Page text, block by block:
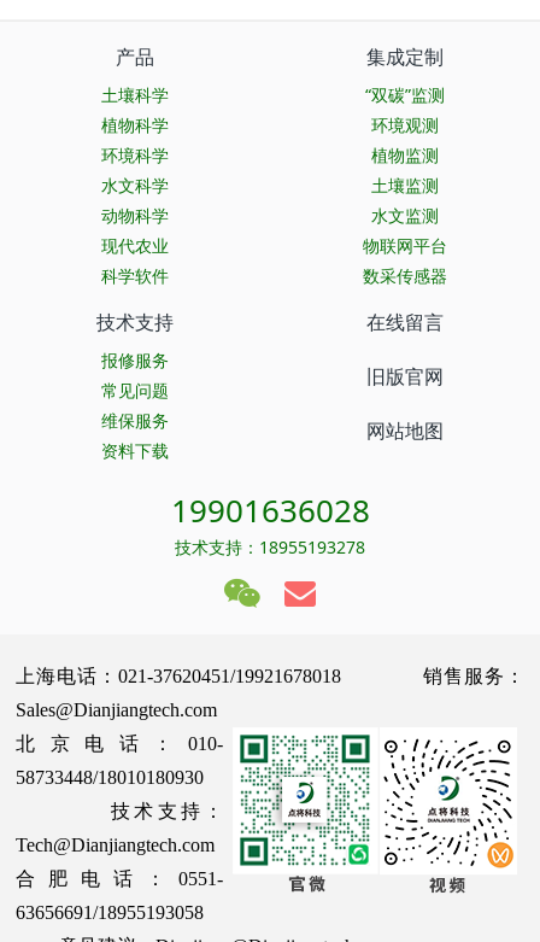
产品
土壤科学
植物科学
环境科学
水文科学
动物科学
现代农业
科学软件
集成定制
“双碳”监测
环境观测
植物监测
土壤监测
水文监测
物联网平台
数采传感器
技术支持
报修服务
常见问题
维保服务
资料下载
在线留言
旧版官网
网站地图
19901636028
技术支持：18955193278
上海电话：021-37620451/19921678018 销售服务：
Sales@Dianjiangtech.com
北京电话：010-
58733448/18010180930
技术支持：
Tech@Dianjiangtech.com
合肥电话：0551-
63656691/18955193058